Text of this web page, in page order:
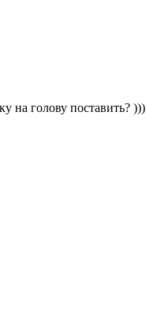
на голову поставить? )))